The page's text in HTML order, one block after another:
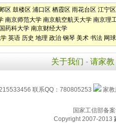
区 鼓楼区 浦口区 栖霞区 雨花台区 江宁区
南京师范大学 南京航空航天大学 南京理
药科大学 南京财经大学
英语 历史 地理 政治 钢琴 美术 书法 网球
关于我们 - 请家教
联系QQ：780805253 家
国家工信部备
Copyright 2007-2013